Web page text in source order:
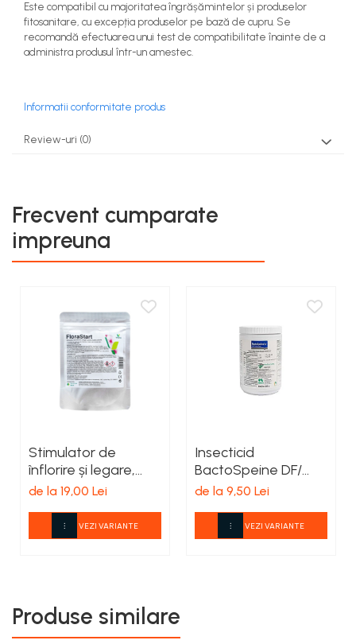
Este compatibil cu majoritatea îngrășămintelor și produselor
fitosanitare, cu excepția produselor pe bază de cupru. Se
recomandă efectuarea unui test de compatibilitate înainte de a
administra produsul într-un amestec.
Informatii conformitate produs
Review-uri (0)
Frecvent cumparate
impreuna
Stimulator de
înflorire și legare,
FloraStart
de la 19,00 Lei
VEZI VARIANTE
Insecticid
BactoSpeine DF/
Dipel DF
de la 9,50 Lei
VEZI VARIANTE
Produse similare